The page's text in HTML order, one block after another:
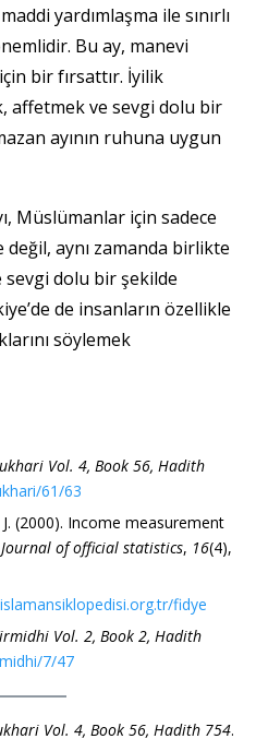
yardımlaşma ile sınırlı
Bu ay, manevi
bir fırsattır. İyilik
affetmek ve sevgi dolu bir
ayının ruhuna uygun
Müslümanlar için sadece
aynı zamanda birlikte
sevgi dolu bir şekilde
de insanların özellikle
söylemek
Vol. 4, Book 56, Hadith
61/63
(2000). Income measurement
Journal of official statistics, 16(4),
fidye
Vol. 2, Book 2, Hadith
7/47
Vol. 4, Book 56, Hadith 754.